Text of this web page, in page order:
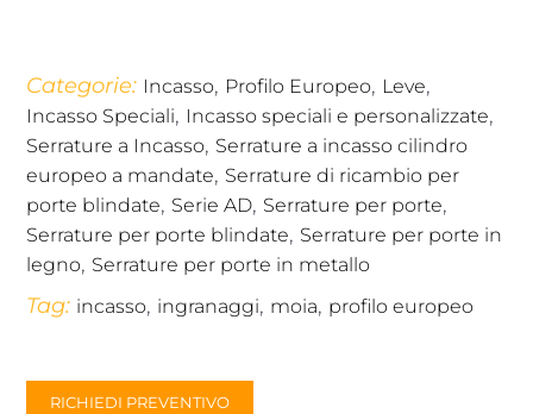
Categorie: Incasso, Profilo Europeo, Leve,
Incasso Speciali, Incasso speciali e personalizzate,
Serrature a Incasso, Serrature a incasso cilindro
europeo a mandate, Serrature di ricambio per
porte blindate, Serie AD, Serrature per porte,
Serrature per porte blindate, Serrature per porte in
legno, Serrature per porte in metallo
Tag: incasso, ingranaggi, moia, profilo europeo
RICHIEDI PREVENTIVO